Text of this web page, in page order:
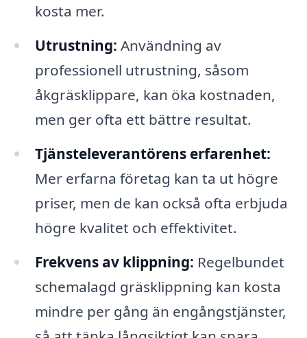
kosta mer.
Utrustning: Användning av
professionell utrustning, såsom
åkgräsklippare, kan öka kostnaden,
men ger ofta ett bättre resultat.
Tjänsteleverantörens erfarenhet:
Mer erfarna företag kan ta ut högre
priser, men de kan också ofta erbjuda
högre kvalitet och effektivitet.
Frekvens av klippning: Regelbundet
schemalagd gräsklippning kan kosta
mindre per gång än engångstjänster,